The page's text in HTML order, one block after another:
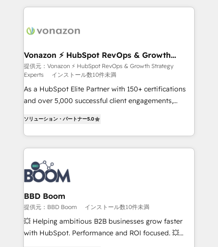
and ensure faster time to value on HubSpot. What
day one, our team takes the time to deeply
strategies that deliver impactful results. Our mission
is to empower you to unlock HubSpot’s full potential
—faster. Through expert training, unmatched
responsiveness, and ongoing support, we equip
your team to adopt new systems with confidence
customer engagement.
Vonazon ⚡ HubSpot RevOps & Growth
Strategy Experts
提供元：Vonazon ⚡ HubSpot RevOps & Growth Strategy
Experts
インストール数10件未満
As a HubSpot Elite Partner with 150+ certifications
and over 5,000 successful client engagements,
measurable, scalable growth. From onboarding to
enterprise-grade campaigns, our in-house team
builds scalable strategies that drive long-term
revenue. ⚙️ HubSpot Integration & Optimization •
Seamless CRM, CMS, and automation setup •
Complex platform migrations and data cleanups •
Custom APIs and third-party integrations 📈 End-to-
End Revenue Acceleration • Lifecycle marketing and
pipeline growth programs • Sales enablement tools
and CRM optimization • Retention strategies with
ソリューション・パートナー5.0
BBD Boom
提供元：BBD Boom インストール数10件未満
💥 Helping ambitious B2B businesses grow faster
with HubSpot. Performance and ROI focused. 💥